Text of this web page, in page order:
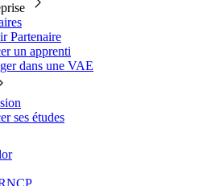
Partenaire
un apprenti
dans une VAE
ses études